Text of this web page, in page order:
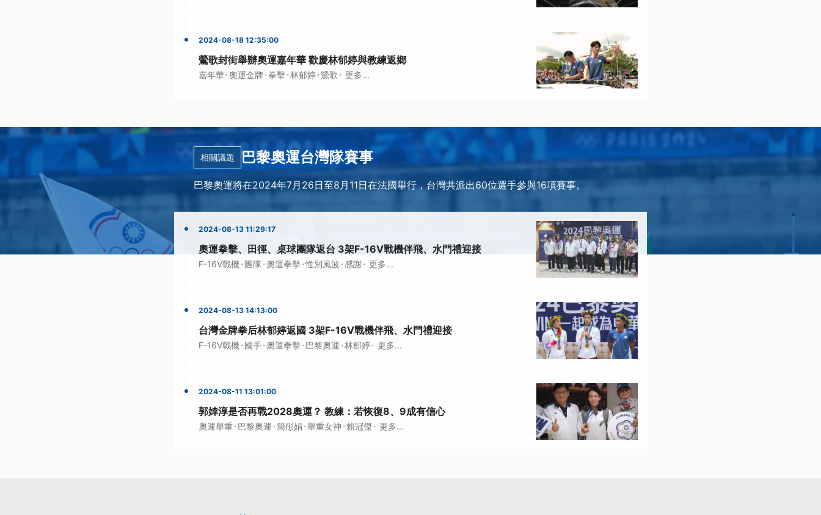
2024-08-18 12:35:00
鶯歌封街舉辦奧運嘉年華 歡慶林郁婷與教練返鄉
嘉年華· 奧運金牌 ·拳擊 ·林郁婷·鶯歌 · 更多...
相關議題 巴黎奧運台灣隊賽事
巴黎奧運將在2024年7月26日至8月11日在法國舉行，台灣共派出60位選手參與16項賽事。
2024-08-13 11:29:17
奧運拳擊、田徑、桌球團隊返台 3架F-16V戰機伴飛、水門禮迎接
F-16V戰機 ·團隊· 奧運拳擊 ·性別風波 · 感謝· 更多...
2024-08-13 14:13:00
台灣金牌拳后林郁婷返國 3架F-16V戰機伴飛、水門禮迎接
F-16V戰機 · 國手· 奧運拳擊 · 巴黎奧運 ·林郁婷· 更多...
2024-08-11 13:01:00
郭婞淳是否再戰2028奧運？ 教練：若恢復8、9成有信心
奧運舉重· 巴黎奧運 ·簡彤娟 ·舉重女神 · 賴冠傑· 更多...